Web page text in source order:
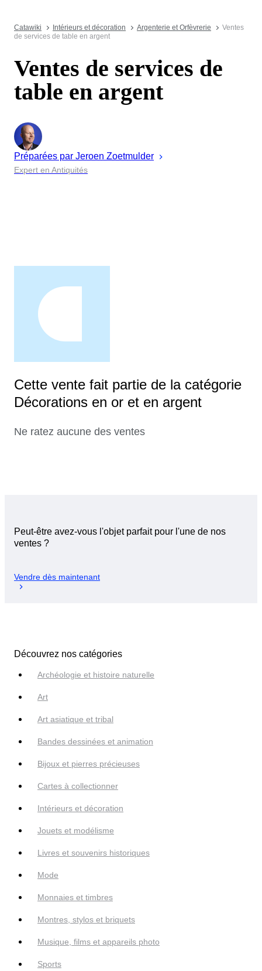
Catawiki Intérieurs et décoration Argenterie et Orfèvrerie
Ventes
de services de table en argent
Ventes de services de
table en argent
Préparées par Jeroen Zoetmulder
Expert en Antiquités
Cette vente fait partie de la catégorie
Décorations en or et en argent
Ne ratez aucune des ventes
Peut-être avez-vous l'objet parfait pour l'une de nos
ventes ?
Vendre dès maintenant
Découvrez nos catégories
Archéologie et histoire naturelle
Art
Art asiatique et tribal
Bandes dessinées et animation
Bijoux et pierres précieuses
Cartes à collectionner
Intérieurs et décoration
Jouets et modélisme
Livres et souvenirs historiques
Mode
Monnaies et timbres
Montres, stylos et briquets
Musique, films et appareils photo
Sports